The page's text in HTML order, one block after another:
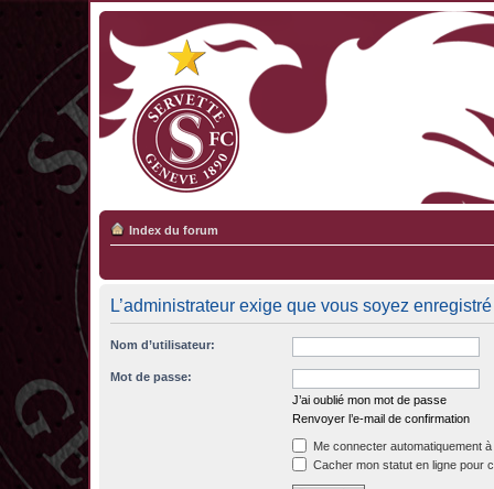
Index du forum
L’administrateur exige que vous soyez
Nom d’utilisateur:
Mot de passe:
J’ai oublié mon mot de passe
Renvoyer l’e-mail de confirmation
Me connecter automatiquement
Cacher mon statut en ligne pour